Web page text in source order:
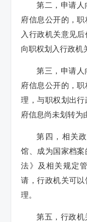
第二，申请人
府信息公开的，
入行政机关意见
向职权划入行政机
第三，申请人
府信息公开的，
理，与职权划出
府信息尚未划转为
第四，相关
馆、成为国家档
法》及相关规定
请，行政机关可
理。
第五，行政机